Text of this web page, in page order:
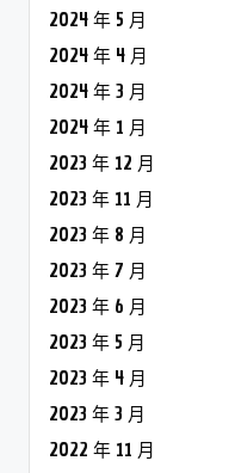
2024 年 5 月
2024 年 4 月
2024 年 3 月
2024 年 1 月
2023 年 12 月
2023 年 11 月
2023 年 8 月
2023 年 7 月
2023 年 6 月
2023 年 5 月
2023 年 4 月
2023 年 3 月
2022 年 11 月